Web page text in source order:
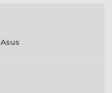
Asus